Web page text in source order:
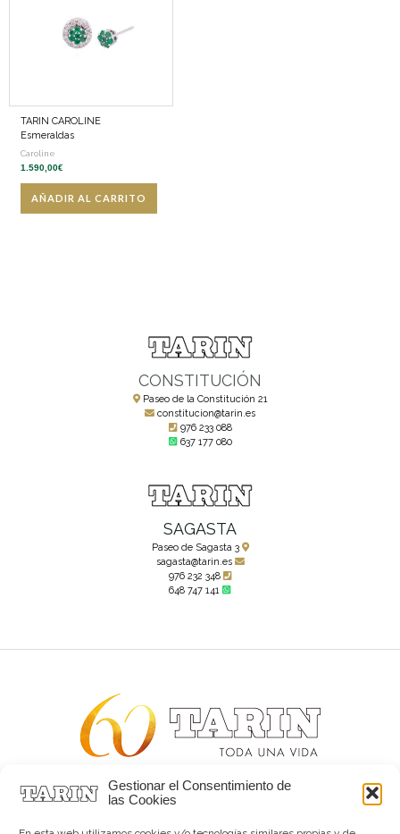
Gestionar el Consentimiento de
las Cookies
TARIN CAROLINE
Esmeraldas
Caroline
1.590,00€
AÑADIR AL CARRITO
CONSTITUCIÓN
Paseo de la Constitución 21
constitucion@tarin.es
976 233 088
637 177 080
SAGASTA
Paseo de Sagasta 3
sagasta@tarin.es
976 232 348
648 747 141
Alta joyería desde 1963